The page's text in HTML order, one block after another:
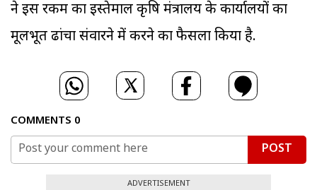
ने इस रकम का इस्तेमाल कृषि मंत्रालय के कार्यालयों का
मूलभूत ढांचा संवारने में करने का फैसला किया है.
COMMENTS 0
POST
ADVERTISEMENT